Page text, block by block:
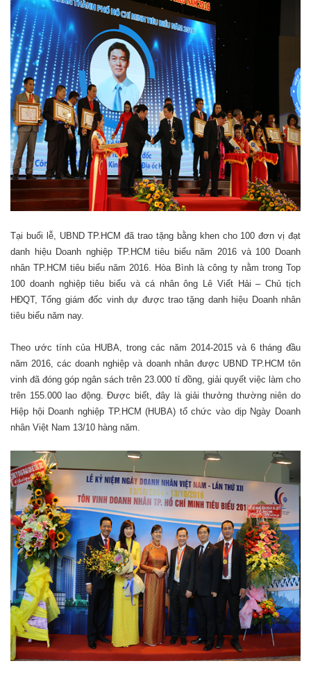
Tại buổi lễ, UBND TP.HCM đã trao tặng bằng khen cho 100 đơn vị đạt
danh hiệu Doanh nghiệp TP.HCM tiêu biểu năm 2016 và 100 Doanh
nhân TP.HCM tiêu biểu năm 2016. Hòa Bình là công ty nằm trong Top
100 doanh nghiệp tiêu biểu và cá nhân ông Lê Viết Hải – Chủ tịch
HĐQT, Tổng giám đốc vinh dự được trao tặng danh hiệu Doanh nhân
tiêu biểu năm nay.
Theo ước tính của HUBA, trong các năm 2014-2015 và 6 tháng đầu
năm 2016, các doanh nghiệp và doanh nhân được UBND TP.HCM tôn
vinh đã đóng góp ngân sách trên 23.000 tỉ đồng, giải quyết việc làm cho
trên 155.000 lao động. Được biết, đây là giải thưởng thường niên do
Hiệp hội Doanh nghiệp TP.HCM (HUBA) tổ chức vào dịp Ngày Doanh
nhân Việt Nam 13/10 hàng năm.